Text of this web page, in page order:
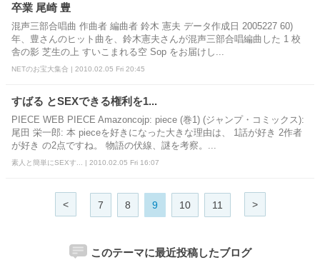
卒業 尾崎 豊
混声三部合唱曲 作曲者 編曲者 鈴木 憲夫 データ作成日 2005227 60)
年、豊さんのヒット曲を、鈴木憲夫さんが混声三部合唱編曲した 1 校
舎の影 芝生の上 すいこまれる空 Sop をお届けし...
NETのお宝大集合 | 2010.02.05 Fri 20:45
すばる とSEXできる権利を1...
PIECE WEB PIECE Amazoncojp: piece (巻1) (ジャンプ・コミックス):
尾田 栄一郎: 本 pieceを好きになった大きな理由は、 1話が好き 2作者
が好き の2点ですね。 物語の伏線、謎を考察。...
素人と簡単にSEXす... | 2010.02.05 Fri 16:07
< 7 8 9 10 11 >
このテーマに最近投稿したブログ